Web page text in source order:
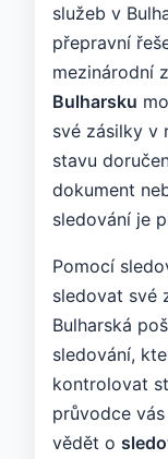
služeb v
přepravní
mezinárodní
Bulharsku
své zásilky v
stavu
dokument
sledování je
Pomocí
sledovat své
Bulharská
sledování,
kontrolovat
průvodce
vědět o